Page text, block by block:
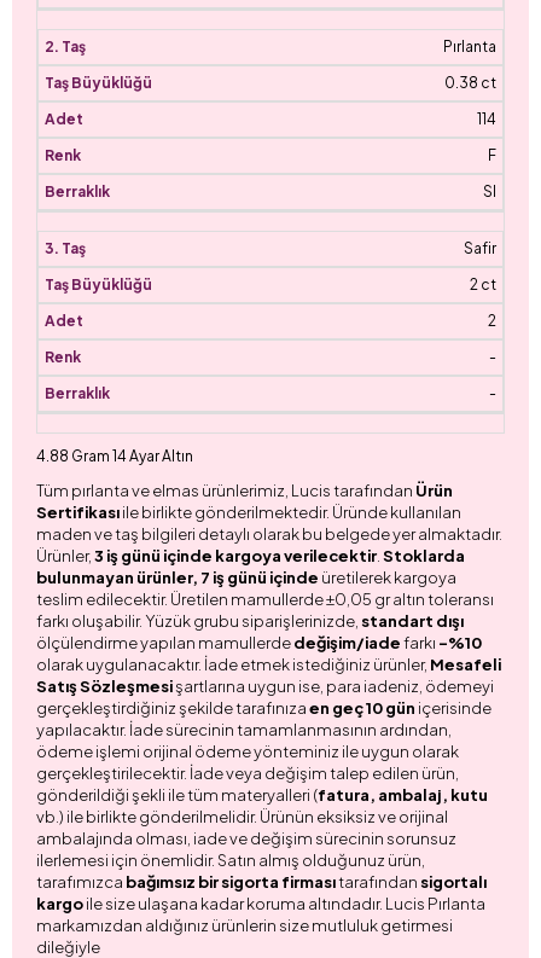
Pırlanta
0.38 ct
114
F
SI
Safir
2 ct
2
-
-
4.88 Gram 14 Ayar Altın
Tüm pırlanta ve elmas ürünlerimiz, Lucis tarafından Ürün
Sertifikasıile birlikte gönderilmektedir. Üründe kullanılan
maden ve taş bilgileri detaylı olarak bu belgede yer almaktadır.
Ürünler,3 iş günü içinde kargoya verilecektir. Stoklarda
bulunmayan ürünler, 7 iş günü içinde üretilerek kargoya
teslim edilecektir. Üretilen mamullerde ±0,05 gr altın toleransı
farkı oluşabilir. Yüzük grubu siparişlerinizde, standart dışı
ölçülendirme yapılan mamullerdedeğişim/iadefarkı -%10
olarak uygulanacaktır. İade etmek istediğiniz ürünler, Mesafeli
Satış Sözleşmesişartlarına uygun ise, para iadeniz, ödemeyi
gerçekleştirdiğiniz şekilde tarafınızaen geç 10 gün içerisinde
yapılacaktır. İade sürecinin tamamlanmasının ardından,
ödeme işlemi orijinal ödeme yönteminiz ile uygun olarak
gerçekleştirilecektir. İade veya değişim talep edilen ürün,
gönderildiği şekli ile tüm materyalleri (fatura, ambalaj, kutu
vb.) ile birlikte gönderilmelidir. Ürünün eksiksiz ve orijinal
ambalajında olması, iade ve değişim sürecinin sorunsuz
ilerlemesi için önemlidir. Satın almış olduğunuz ürün,
tarafımızca bağımsız bir sigorta firmasıtarafından sigortalı
kargoile size ulaşana kadar koruma altındadır. Lucis Pırlanta
markamızdan aldığınız ürünlerin size mutluluk getirmesi
dileğiyle